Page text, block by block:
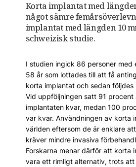
Korta implantat med
något sämre
implantat med längden 10
schweizisk studie.
I studien ingick 86 personer med
58 år som lottades till att få
korta implantat och sedan följdes
Vid uppföljningen satt 91 procent
implantaten kvar, medan 100
var kvar. Användningen av korta
världen eftersom de är enklare
kräver mindre invasiva
Forskarna menar därför att korta
vara ett rimligt alternativ, trots